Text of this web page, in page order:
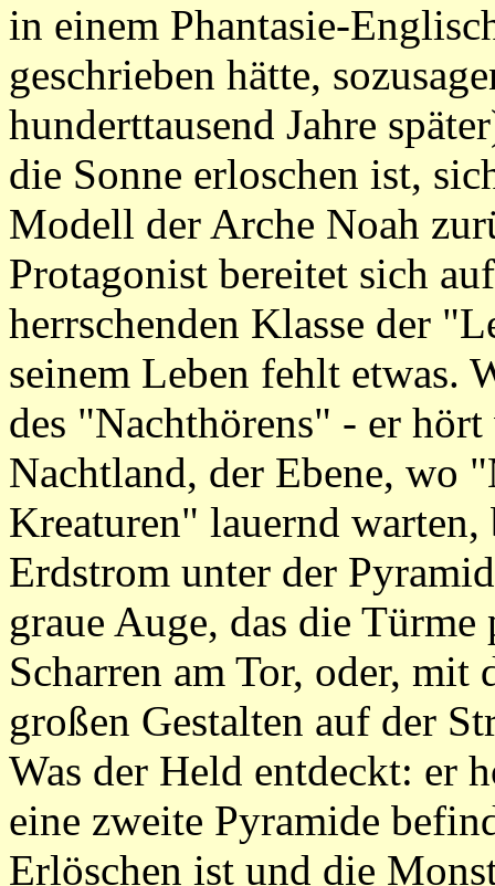
in einem Phantasie-
geschrieben hätte,
hunderttausend Jahre
die Sonne erloschen ist,
Modell der Arche Noah
Protagonist bereitet sich
herrschenden Klasse der
seinem Leben fehlt etwas.
des "Nachthörens" - er
Nachtland, der Ebene, wo
Kreaturen" lauernd warten,
Erdstrom unter der
graue Auge, das die Türme
Scharren am Tor, oder,
großen Gestalten auf der
Was der Held entdeckt: er
eine zweite Pyramide
Erlöschen ist und die